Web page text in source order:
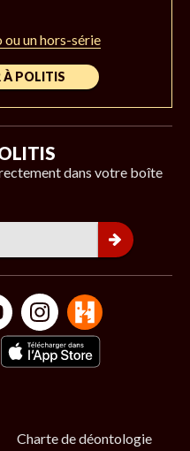
ou un hors-série
À POLITIS
dans votre boîte
Charte de déontologie